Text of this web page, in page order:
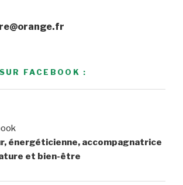
FACEBOOK :
énergéticienne, accompagnatrice
et bien-être